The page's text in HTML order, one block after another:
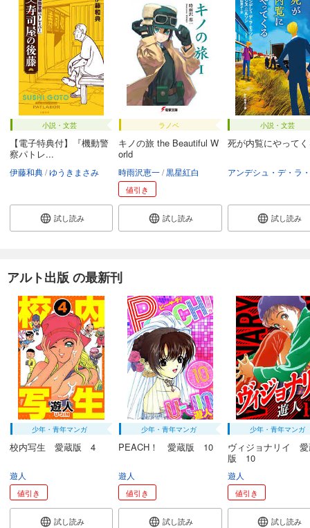
小説・文芸
【電子特典付】『機動警
察パトレ...
伊藤和典 ゆうきまさみ
試し読み
ラノベ
キノの旅 the Beautiful W
orld
時雨沢恵一 黒星紅白
値引き
試し読み
小説・文芸
死が内覧にやって
試し読み
アルト出版 の最新刊
少年・青年マンガ
校内写生 愛蔵版 4
遊人
値引き
試し読み
少年・青年マンガ
PEACH！ 愛蔵版 10
遊人
値引き
試し読み
少年・青年マンガ
ヴィジョナリイ 愛
版 10
遊人
値引き
試し読み